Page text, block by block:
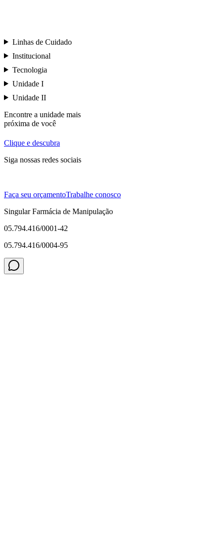
Linhas de Cuidado
Institucional
Tecnologia
Unidade I
Unidade II
Encontre a unidade mais
próxima de você
Clique e descubra
Siga nossas redes sociais
Faça seu orçamentoTrabalhe conosco
Singular Farmácia de Manipulação
05.794.416/0001-42
05.794.416/0004-95